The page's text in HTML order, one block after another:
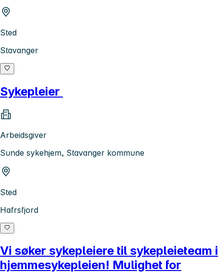
Sted
Stavanger
Sykepleier
Arbeidsgiver
Sunde sykehjem, Stavanger kommune
Sted
Hafrsfjord
Vi søker sykepleiere til sykepleieteam i
hjemmesykepleien! Mulighet for